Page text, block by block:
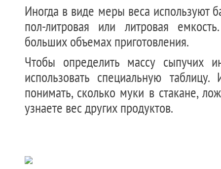
Иногда в виде меры веса используют
пол-литровая или литровая
больших объемах приготовления.
Чтобы определить массу сыпучих
использовать специальную
понимать, сколько муки в стакане,
узнаете вес других продуктов.